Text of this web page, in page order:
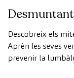
Descobreix els
Aprèn les seves
prevenir la